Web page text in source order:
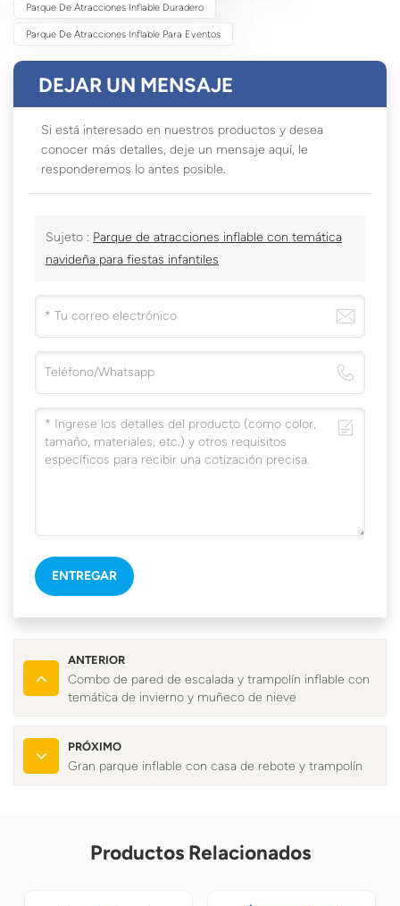
Parque De Atracciones Inflable Duradero
Parque De Atracciones Inflable Para Eventos
DEJAR UN MENSAJE
Si está interesado en nuestros productos y desea
conocer más detalles, deje un mensaje aquí, le
responderemos lo antes posible.
Sujeto : Parque de atracciones inflable con temática
navideña para fiestas infantiles
ENTREGAR
ANTERIOR
Combo de pared de escalada y trampolín inflable con
temática de invierno y muñeco de nieve
PRÓXIMO
Gran parque inflable con casa de rebote y trampolín
Productos Relacionados